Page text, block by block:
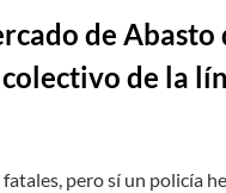
de
de la
pero sí un policía